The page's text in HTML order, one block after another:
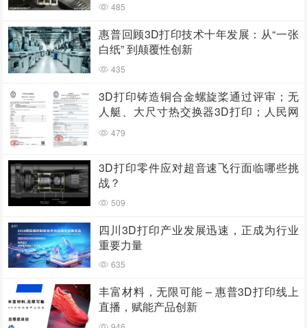
485
惠普回顾3D打印技术十年发展：从“一张
白纸” 到颠覆性创新
435
3D打印铸造铜合金螺旋桨通过评审；无
人艇、大尺寸热交换器3D打印；人民网
报道两家3D打印企业
479
3D打印零件应对超音速飞行面临哪些挑
战？
509
四川3D打印产业发展迅速，正成为行业
重要力量
635
丰富材料，无限可能 – 惠普3D打印线上
直播，赋能产品创新